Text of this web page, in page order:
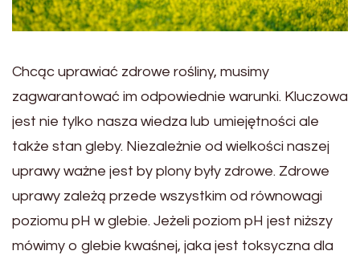
Chcąc uprawiać zdrowe rośliny, musimy
zagwarantować im odpowiednie warunki. Kluczowa
jest nie tylko nasza wiedza lub umiejętności ale
także stan gleby. Niezależnie od wielkości naszej
uprawy ważne jest by plony były zdrowe. Zdrowe
uprawy zależą przede wszystkim od równowagi
poziomu pH w glebie. Jeżeli poziom pH jest niższy
mówimy o glebie kwaśnej, jaka jest toksyczna dla